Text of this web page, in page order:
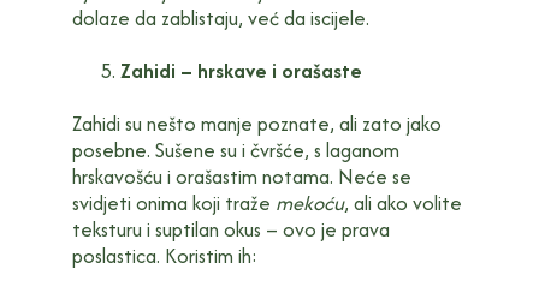
dolaze da zablistaju, već da iscijele.
Zahidi – hrskave i orašaste
Zahidi su nešto manje poznate, ali zato jako
posebne. Sušene su i čvršće, s laganom
hrskavošću i orašastim notama. Neće se
svidjeti onima koji traže mekoću, ali ako volite
teksturu i suptilan okus – ovo je prava
poslastica. Koristim ih: